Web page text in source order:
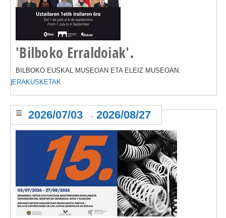
'Bilboko Erraldoiak'.
BILBOKO EUSKAL MUSEOAN ETA ELEIZ MUSEOAN.
ERAKUSKETAK
2026/07/03 - 2026/08/27